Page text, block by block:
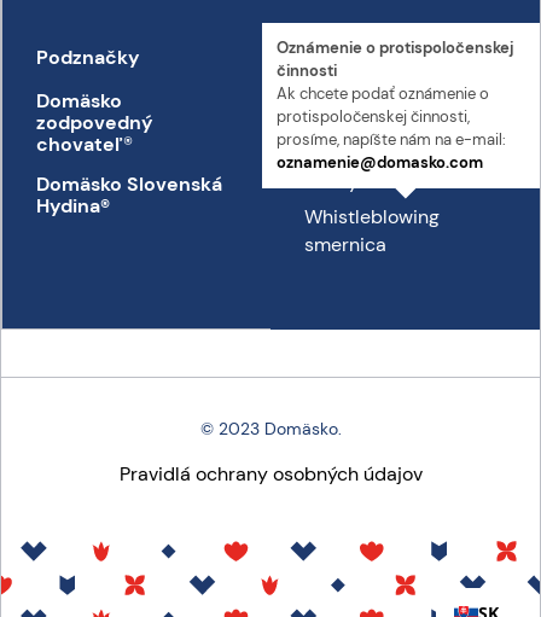
Podznačky
Domäsko
zodpovedný
chovateľ®
Domäsko Slovenská
Hydina®
Kontakt
Kontakt
Prepravný poriadok
Oznámenie o proti­spoločenskej
činnosti
Ak chcete podať oznámenie o
proti­spoločenskej činnosti,
prosíme, napíšte nám na e-mail:
oznamenie@domasko.com
Whistleblowing
smernica
© 2023 Domäsko.
Pravidlá ochrany osobných údajov
SK